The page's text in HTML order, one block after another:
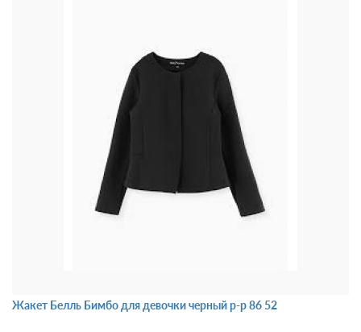
Жакет Белль Бимбо для девочки черный р-р 86 52